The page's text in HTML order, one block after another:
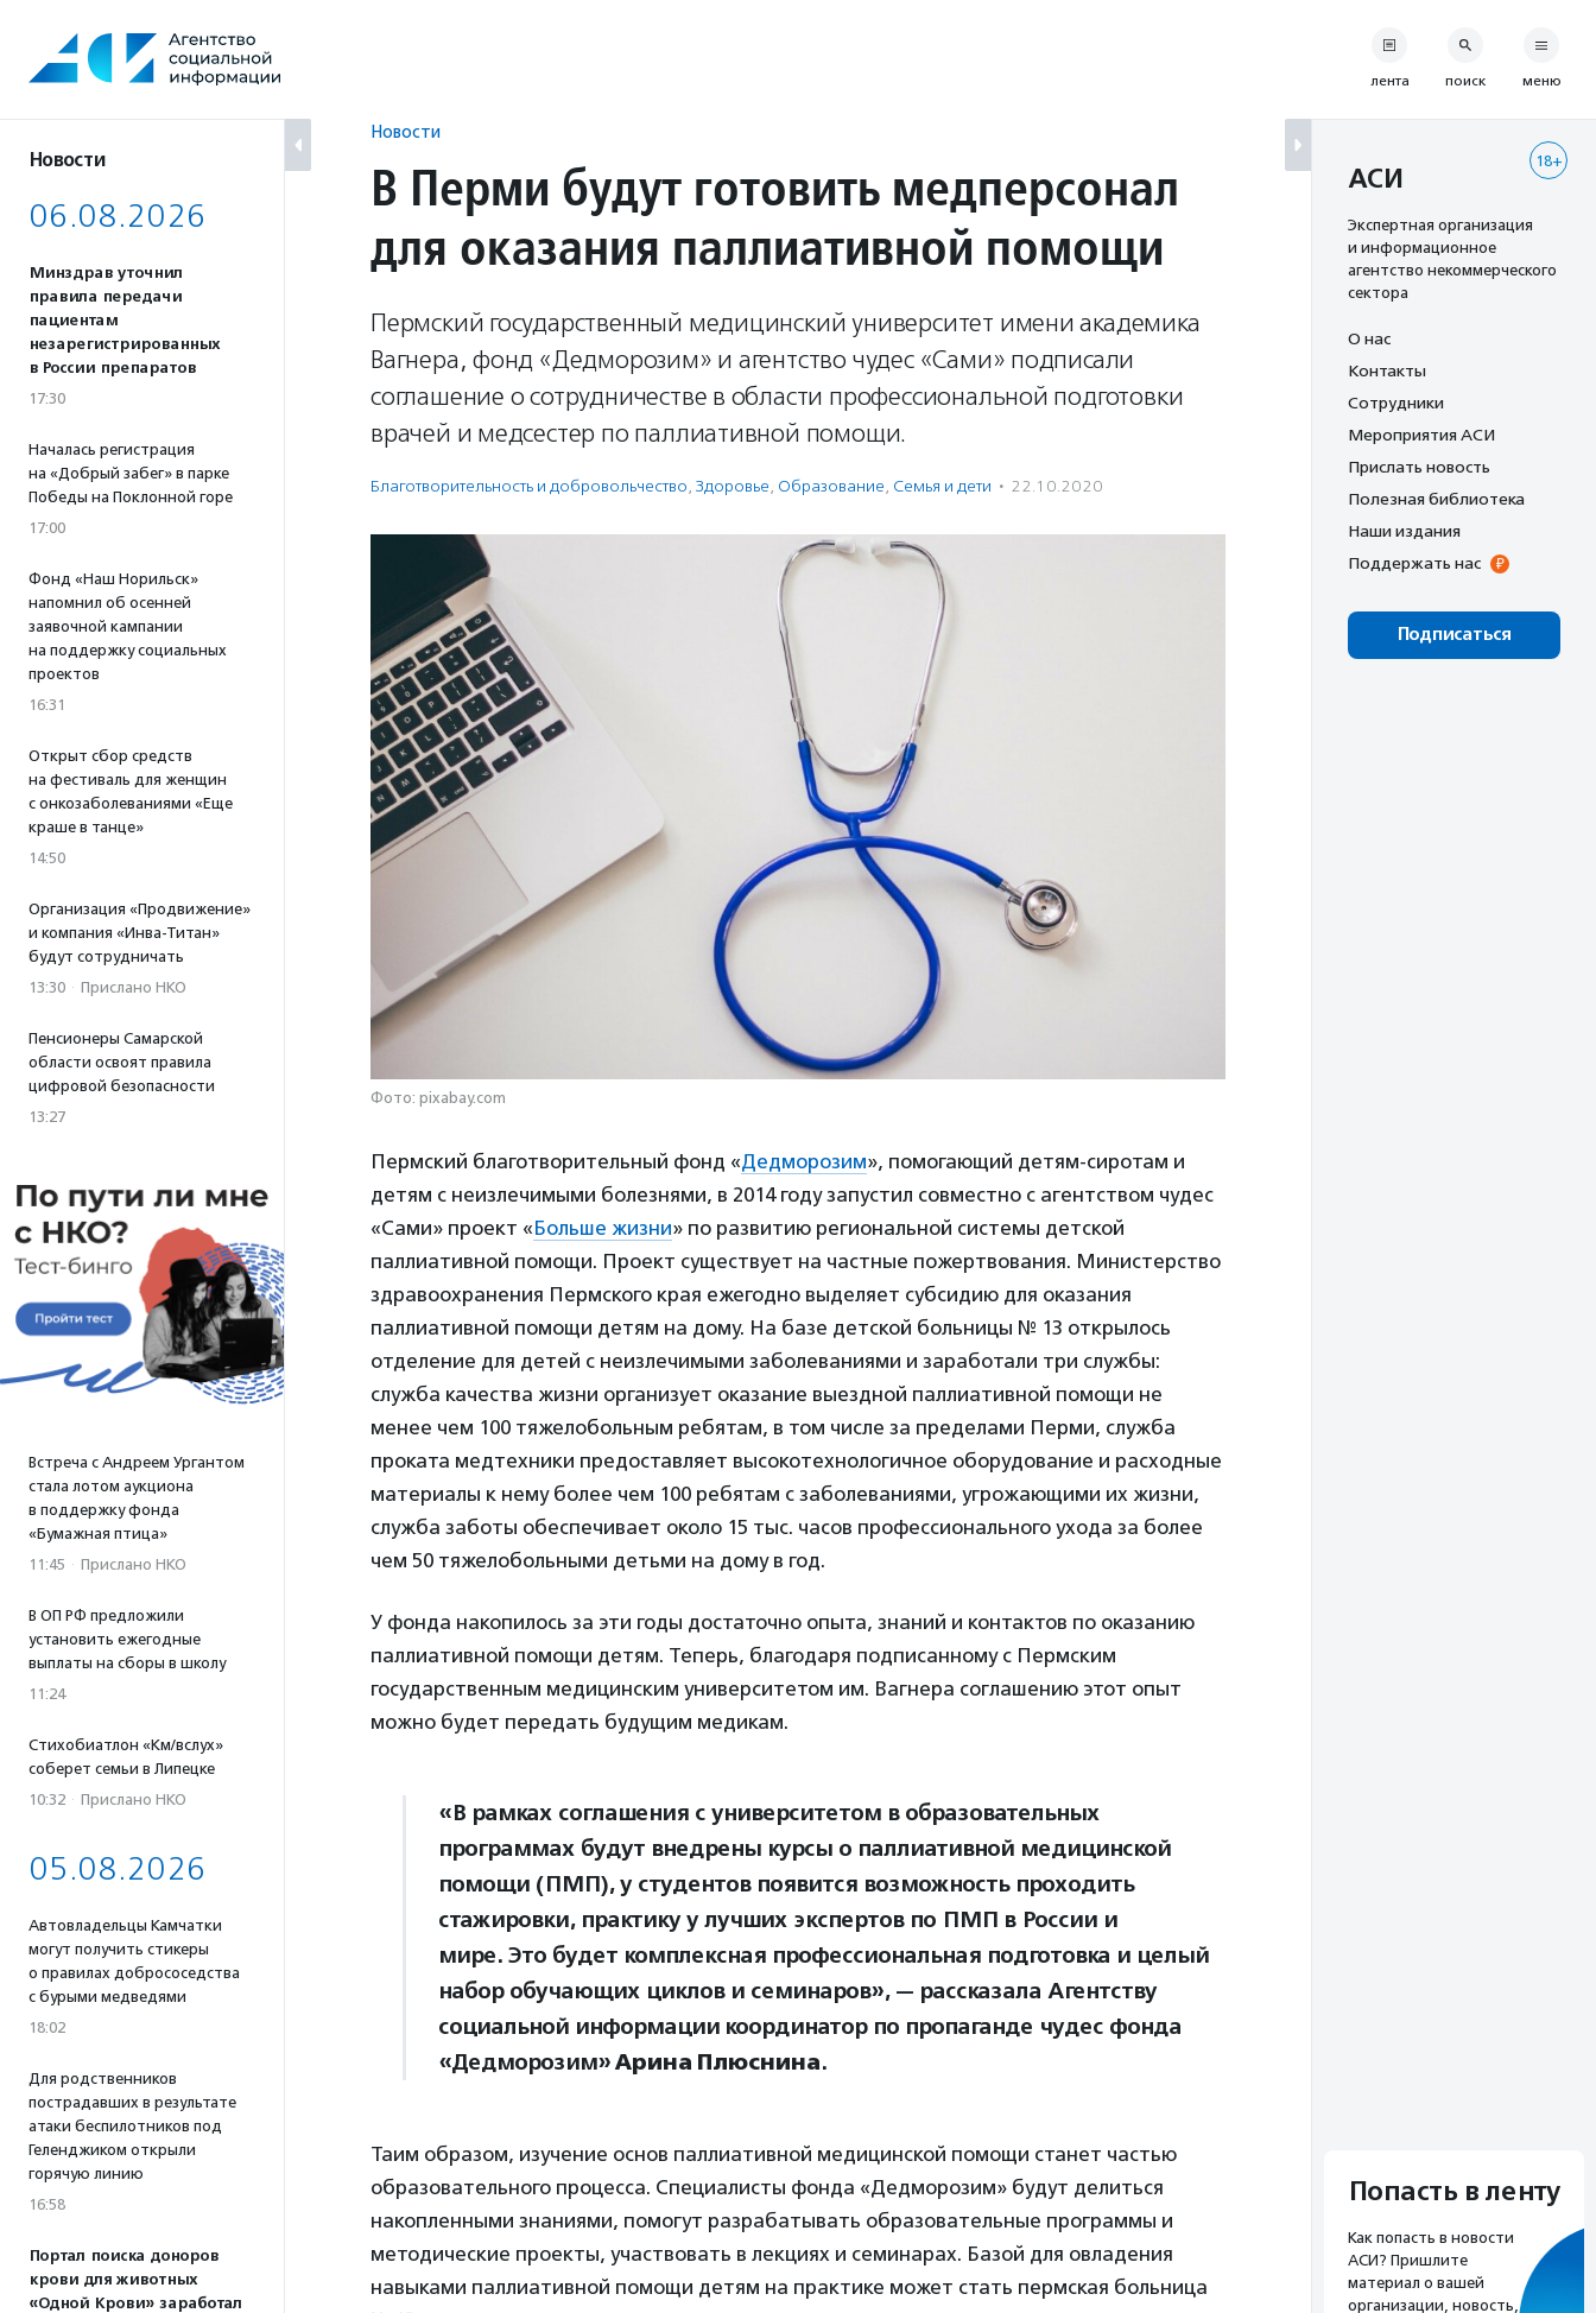
содержанию
Новости
06.08.2026
Минздрав уточнил
правила передачи
пациентам
незарегистрированных
в России препаратов
17:30
Началась регистрация
на «Добрый забег» в парке
Победы на Поклонной горе
17:00
Фонд «Наш Норильск»
напомнил об осенней
заявочной кампании
на поддержку социальных
проектов
16:31
Открыт сбор средств
на фестиваль для женщин
с онкозаболеваниями «Еще
краше в танце»
14:50
Организация «Продвижение»
и компания «Инва-Титан»
будут сотрудничать
13:30 · Прислано НКО
Пенсионеры Самарской
области освоят правила
цифровой безопасности
13:27
Встреча с Андреем Ургантом
стала лотом аукциона
в поддержку фонда
«Бумажная птица»
11:45 · Прислано НКО
В ОП РФ предложили
установить ежегодные
выплаты на сборы в школу
11:24
Стихобиатлон «Км/вслух»
соберет семьи в Липецке
10:32 · Прислано НКО
05.08.2026
Автовладельцы Камчатки
могут получить стикеры
о правилах добрососедства
с бурыми медведями
18:02
Для родственников
пострадавших в результате
атаки беспилотников под
Геленджиком открыли
горячую линию
16:58
Портал поиска доноров
крови для животных
«Одной Крови» заработал
Новости
В Перми будут готовить медперсонал
для оказания паллиативной помощи
Пермский государственный медицинский университет имени академика
Вагнера, фонд «Дедморозим» и агентство чудес «Сами» подписали
соглашение о сотрудничестве в области профессиональной подготовки
врачей и медсестер по паллиативной помощи.
Благотвори­тель­ность и доброволь­чест­во, Здоровье, Образование, Семья и дети · 22.10.2020
Фото: pixabay.com
Пермский благотворительный фонд «Дедморозим», помогающий детям-сиротам и
детям с неизлечимыми болезнями, в 2014 году запустил совместно с агентством чудес
«Сами» проект «Больше жизни» по развитию региональной системы детской
паллиативной помощи. Проект существует на частные пожертвования. Министерство
здравоохранения Пермского края ежегодно выделяет субсидию для оказания
паллиативной помощи детям на дому. На базе детской больницы № 13 открылось
отделение для детей с неизлечимыми заболеваниями и заработали три службы:
служба качества жизни организует оказание выездной паллиативной помощи не
менее чем 100 тяжелобольным ребятам, в том числе за пределами Перми, служба
проката медтехники предоставляет высокотехнологичное оборудование и расходные
материалы к нему более чем 100 ребятам с заболеваниями, угрожающими их жизни,
служба заботы обеспечивает около 15 тыс. часов профессионального ухода за более
чем 50 тяжелобольными детьми на дому в год.
У фонда накопилось за эти годы достаточно опыта, знаний и контактов по оказанию
паллиативной помощи детям. Теперь, благодаря подписанному с Пермским
государственным медицинским университетом им. Вагнера соглашению этот опыт
можно будет передать будущим медикам.
«В рамках соглашения с университетом в образовательных
программах будут внедрены курсы о паллиативной медицинской
помощи (ПМП), у студентов появится возможность проходить
стажировки, практику у лучших экспертов по ПМП в России и
мире. Это будет комплексная профессиональная подготовка и целый
набор обучающих циклов и семинаров», — рассказала Агентству
социальной информации координатор по пропаганде чудес фонда
«Дедморозим»Арина Плюснина.
Таим образом, изучение основ паллиативной медицинской помощи станет частью
образовательного процесса. Специалисты фонда «Дедморозим» будут делиться
накопленными знаниями, помогут разрабатывать образовательные программы и
методические проекты, участвовать в лекциях и семинарах. Базой для овладения
навыками паллиативной помощи детям на практике может стать пермская больница
лента поиск меню
18+
АСИ
Экспертная организация
и информационное
агентство некоммерческого
сектора
О нас
Контакты
Сотрудники
Мероприятия АСИ
Прислать новость
Полезная библиотека
Наши издания
Поддержать нас
Подписаться
Попасть в ленту
Как попасть в новости
АСИ? Пришлите
материал о вашей
организации, новость,